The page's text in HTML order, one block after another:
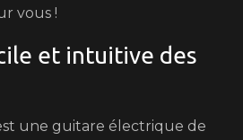
vous !
et intuitive des
une guitare électrique de